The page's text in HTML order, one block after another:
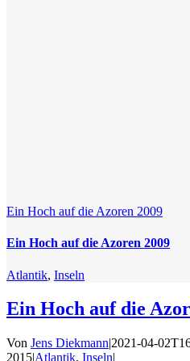
Ein Hoch auf die Azoren 2009
Ein Hoch auf die Azoren 2009
Atlantik, Inseln
Ein Hoch auf die
Von Jens Diekmann|2021-04-
2015|Atlantik, Inseln|